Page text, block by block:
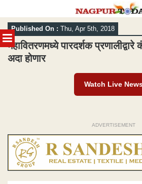
MENU
Skip
to
content
Published On : Thu, Apr 5th, 2018
महावितरणमध्ये पारदर्शक
अदा होणार
Watch Live
ADVERTISEMENT